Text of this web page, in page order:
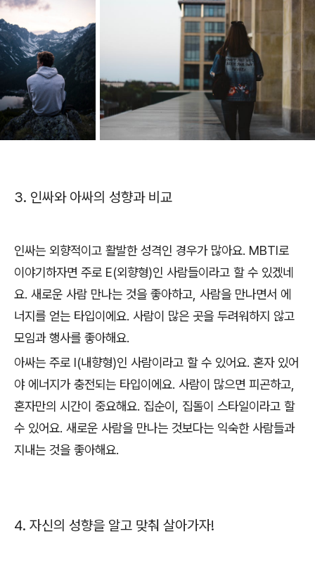
3. 인싸와 아싸의 성향과 비교
인싸는 외향적이고 활발한 성격인 경우가 많아요. MBTI로
이야기하자면 주로 E(외향형)인 사람들이라고 할 수 있겠네
요. 새로운 사람 만나는 것을 좋아하고, 사람을 만나면서 에
너지를 얻는 타입이에요. 사람이 많은 곳을 두려워하지 않고
모임과 행사를 좋아해요.
아싸는 주로 I(내향형)인 사람이라고 할 수 있어요. 혼자 있어
야 에너지가 충전되는 타입이에요. 사람이 많으면 피곤하고,
혼자만의 시간이 중요해요. 집순이, 집돌이 스타일이라고 할
수 있어요. 새로운 사람을 만나는 것보다는 익숙한 사람들과
지내는 것을 좋아해요.
4. 자신의 성향을 알고 맞춰 살아가자!